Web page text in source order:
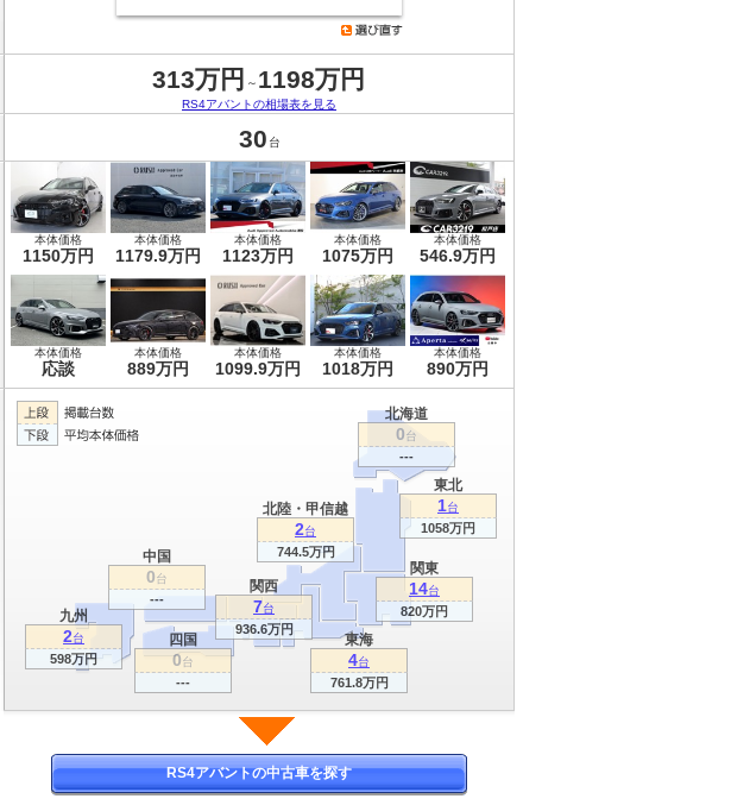
313万円 ～ 1198万円
RS4アバントの相場表を見る
30 台
本体価格
1150万円
本体価格
1179.9万円
本体価格
1123万円
本体価格
1075万円
本体価格
546.9万円
本体価格
応談
本体価格
889万円
本体価格
1099.9万円
本体価格
1018万円
本体価格
890万円
関東
14台
820万円
関西
7台
936.6万円
東海
4台
761.8万円
北海道
0台
---
九州
2台
598万円
東北
1台
1058万円
北陸・甲信越
2台
744.5万円
中国
0台
---
四国
0台
---
RS4アバントの中古車を探す